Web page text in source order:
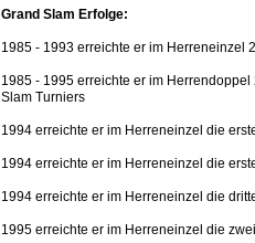
Grand Slam Erfolge:
1985 - 1993 erreichte er im Herreneinzel
1985 - 1995 erreichte er im
Slam Turniers
1994 erreichte er im Herreneinzel die
1994 erreichte er im Herreneinzel die
1994 erreichte er im Herreneinzel die
1995 erreichte er im Herreneinzel die